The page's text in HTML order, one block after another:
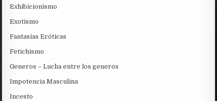
Exhibicionismo
Exotismo
Fantasias Eróticas
Fetichismo
Generos – Lucha entre los generos
Impotencia Masculina
Incesto